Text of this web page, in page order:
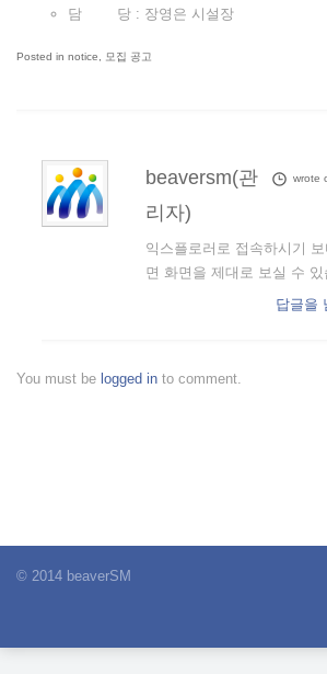
담 당 : 장영은 시설장
Posted in notice 모집 공고
wrote
beaversm(관
리자)
익스플로러로 접속하시기
면 화면을 제대로 보실 수 있
답글을
You must be logged in to comment.
© 2014 beaverSM